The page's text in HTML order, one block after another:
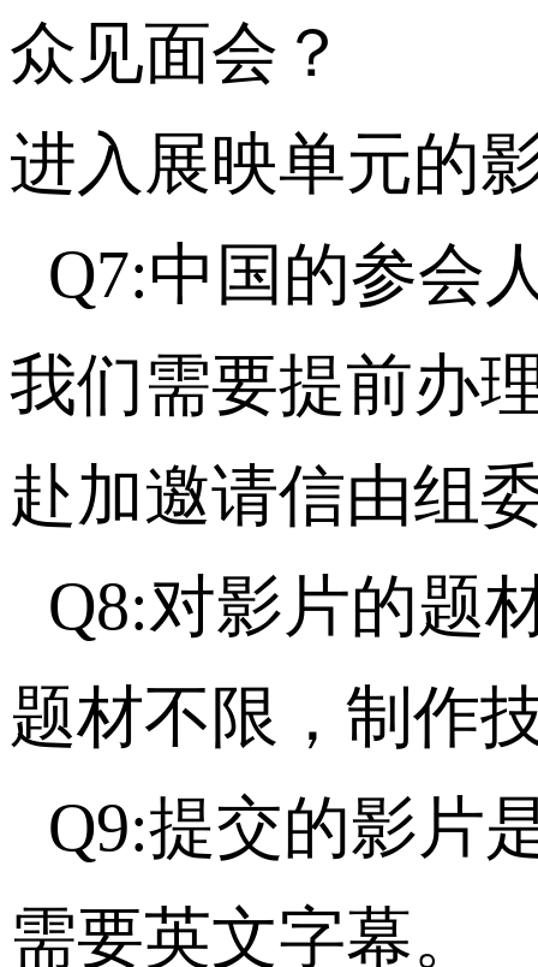
众见面会？
进入展映单元的
Q7:中国的参会
我们需要提前办
赴加邀请信由组
Q8:对影片的题
题材不限，制作
Q9:提交的影片
需要英文字幕。